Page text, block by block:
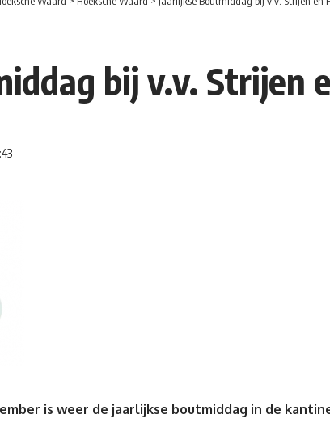
bij v.v. Strijen
is weer de jaarlijkse boutmiddag in de